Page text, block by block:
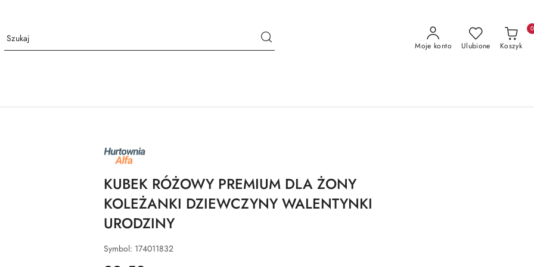
Moje konto Ulubione Koszyk
0
NAZWA
PRODUCENTA:
ALFA
KUBEK RÓŻOWY PREMIUM DLA ŻONY
KOLEŻANKI DZIEWCZYNY WALENTYNKI
URODZINY
Symbol: 174011832